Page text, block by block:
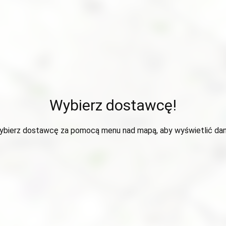
Wybierz dostawcę!
dostawcę za pomocą menu nad mapą, aby wyświetlić